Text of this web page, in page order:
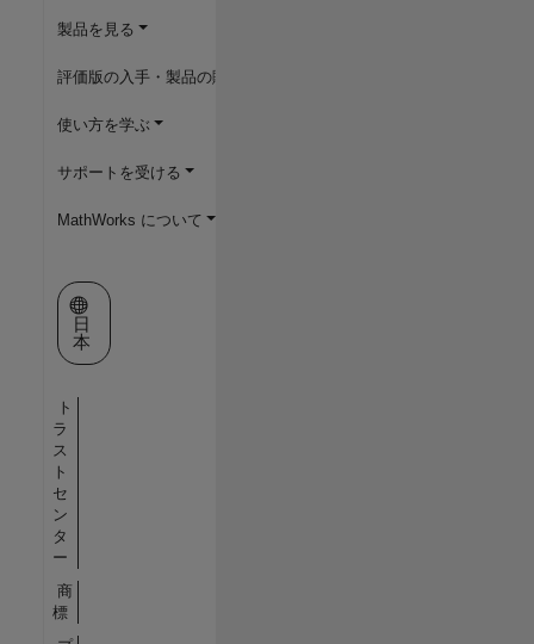
製品を見る
評価版の入手・製品の購入
使い方を学ぶ
サポートを受ける
MathWorks について
Web サイトの選択
日
本
ト
ラ
ス
ト
セ
ン
タ
ー
商
標